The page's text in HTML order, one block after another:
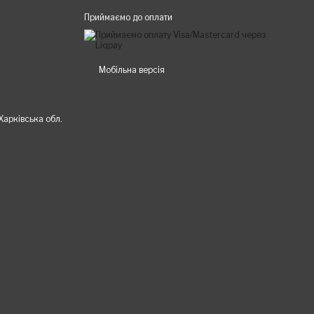
обл.
Приймаємо до оплати
Мобільна версія